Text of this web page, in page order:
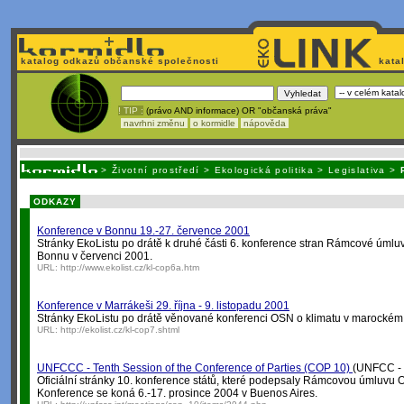
katalog odkazů občanské společnosti
! TIP : (právo AND informace) OR "občanská práva"
navrhni změnu
o kormidle nápověda
> Životní prostředí > Ekologická politika >Legislativa >
ODKAZY
Konference v Bonnu 19.-27. července 2001
Stránky EkoListu po drátě k druhé části 6. konference stran Rámcové
Bonnu v červenci 2001.
URL: http://www.ekolist.cz/kl-cop6a.htm
Konference v Marrákeši 29. října - 9. listopadu 2001
Stránky EkoListu po drátě věnované konferenci OSN o klimatu v
URL: http://ekolist.cz/kl-cop7.shtml
UNFCCC - Tenth Session of the Conference of Parties (COP 10) (UNFCC
Oficiální stránky 10. konference států, které podepsaly Rámcovou úmluvu
Konference se koná 6.-17. prosince 2004 v Buenos Aires.